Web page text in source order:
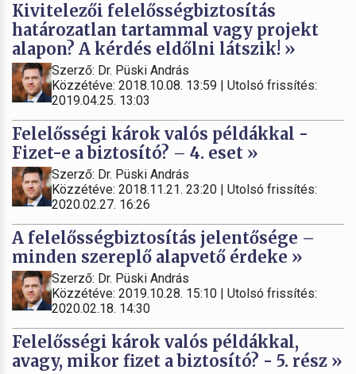
Kivitelezői felelősségbiztosítás
határozatlan tartammal vagy projekt
alapon? A kérdés eldőlni látszik! »
Szerző: Dr. Püski András
Közzétéve: 2018.10.08. 13:59 | Utolsó frissítés:
2019.04.25. 13:03
Felelősségi károk valós példákkal -
Fizet-e a biztosító? – 4. eset »
Szerző: Dr. Püski András
Közzétéve: 2018.11.21. 23:20 | Utolsó frissítés:
2020.02.27. 16:26
A felelősségbiztosítás jelentősége –
minden szereplő alapvető érdeke »
Szerző: Dr. Püski András
Közzétéve: 2019.10.28. 15:10 | Utolsó frissítés:
2020.02.18. 14:30
Felelősségi károk valós példákkal,
avagy, mikor fizet a biztosító? - 5. rész »